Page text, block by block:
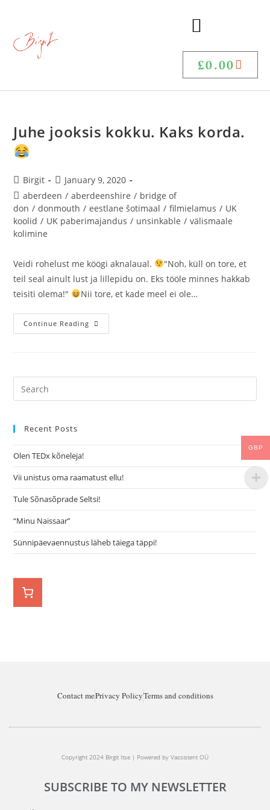
£0.00
Juhe jooksis kokku. Kaks korda.
Birgit
January 9, 2020
aberdeen / aberdeenshire / bridge of
don / donmouth / eestlane šotimaal / filmielamus / UK
koolid / UK paberimajandus / unsinkable / välismaale
kolimine
Veidi rohelust me köögi aknalaual.
"Noh, küll on tore, et
teil seal ainult lust ja lillepidu on. Eks tööle minnes hakkab
teisiti olema!"
Nii tore, et kade meel ei ole…
Continue Reading
Recent Posts
Olen TEDx kõneleja!
Vii unistus oma raamatust ellu!
Tule Sõnasõprade Seltsi!
“Minu Naissaar”
Sünnipäevaennustus läheb täiega täppi!
Contact mePrivacy PolicyTerms and conditions
Copyright 2024 Birgit Itse | Powered by Vassistent OÜ
SUBSCRIBE TO MY NEWSLETTER
GBP